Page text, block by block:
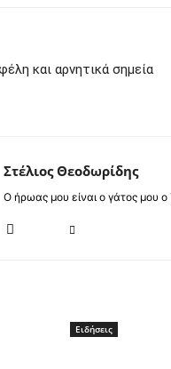
και αρνητικά σημεία
Στέλιος Θεοδωρίδης
Ο ήρωας μου είναι ο γάτος μου
Ειδήσεις